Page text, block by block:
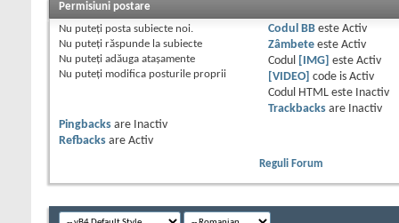
Permisiuni postare
Nu puteţi posta subiecte noi.
Nu puteţi răspunde la subiecte
Nu puteţi adăuga ataşamente
Nu puteţi modifica posturile proprii
Codul BBeste Activ
Zâmbeteeste Activ
Codul
[IMG] este Activ
[VIDEO]
code is Activ
Codul HTML este
Inactiv
Trackbacksare
Inactiv
Pingbacks are
Inactiv
Refbacks are Activ
Reguli Forum